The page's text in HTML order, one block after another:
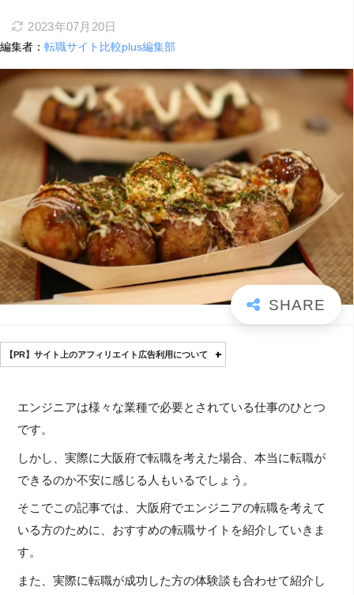
2023年07月20日
編集者： 転職サイト比較plus編集部
【PR】サイト上のアフィリエイト広告利用について
エンジニアは様々な業種で必要とされている仕事のひとつ
です。
しかし、実際に大阪府で転職を考えた場合、本当に転職が
できるのか不安に感じる人もいるでしょう。
そこでこの記事では、大阪府でエンジニアの転職を考えて
いる方のために、おすすめの転職サイトを紹介していきま
す。
また、実際に転職が成功した方の体験談も合わせて紹介し